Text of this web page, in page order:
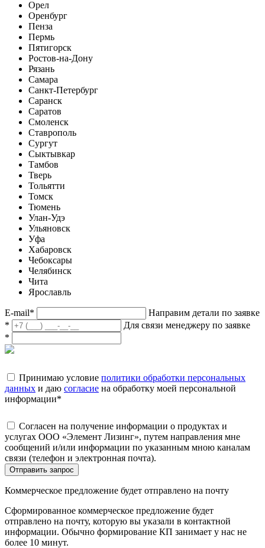
Орел
Оренбург
Пенза
Пермь
Пятигорск
Ростов-на-Дону
Рязань
Самара
Санкт-Петербург
Саранск
Саратов
Смоленск
Ставрополь
Сургут
Сыктывкар
Тамбов
Тверь
Тольятти
Томск
Тюмень
Улан-Удэ
Ульяновск
Уфа
Хабаровск
Чебоксары
Челябинск
Чита
Ярославль
E-mail*
Направим детали по заявке
*
Для связи менеджеру по заявке
*
Принимаю условие политики обработки персональных
данных и даю согласие на обработку моей персональной
информации*
Согласен на получение информации о продуктах и
услугах ООО «Элемент Лизинг», путем направления мне
сообщений и/или информации по указанным мною каналам
связи (телефон и электронная почта).
Отправить запрос
Коммерческое предложение будет отправлено на почту
Сформированное коммерческое предложение будет
отправлено на почту, которую вы указали в контактной
информации. Обычно формирование КП занимает у нас не
более 10 минут.